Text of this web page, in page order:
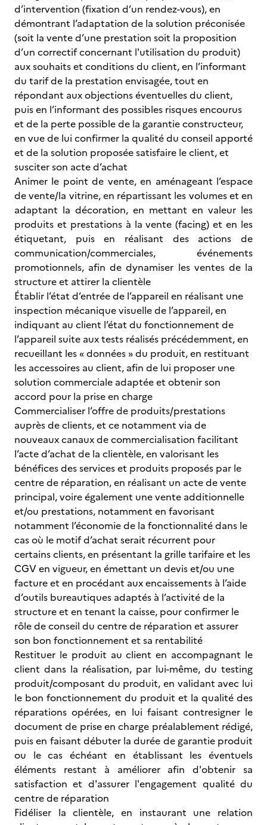
d’intervention (fixation d’un rendez-vous), en
démontrant l’adaptation de la solution préconisée
(soit la vente d’une prestation soit la proposition
d’un correctif concernant l'utilisation du produit)
aux souhaits et conditions du client, en l’informant
du tarif de la prestation envisagée, tout en
répondant aux objections éventuelles du client,
puis en l’informant des possibles risques encourus
et de la perte possible de la garantie constructeur,
en vue de lui confirmer la qualité du conseil apporté
et de la solution proposée satisfaire le client, et
susciter son acte d’achat
Animer le point de vente, en aménageant l’espace
de vente/la vitrine, en répartissant les volumes et en
adaptant la décoration, en mettant en valeur les
produits et prestations à la vente (facing) et en les
étiquetant, puis en réalisant des actions de
communication/commerciales, événements
promotionnels, afin de dynamiser les ventes de la
structure et attirer la clientèle
Établir l’état d’entrée de l’appareil en réalisant une
inspection mécanique visuelle de l’appareil, en
indiquant au client l’état du fonctionnement de
l’appareil suite aux tests réalisés précédemment, en
recueillant les « données » du produit, en restituant
les accessoires au client, afin de lui proposer une
solution commerciale adaptée et obtenir son
accord pour la prise en charge
Commercialiser l’offre de produits/prestations
auprès de clients, et ce notamment via de
nouveaux canaux de commercialisation facilitant
l’acte d’achat de la clientèle, en valorisant les
bénéfices des services et produits proposés par le
centre de réparation, en réalisant un acte de vente
principal, voire également une vente additionnelle
et/ou prestations, notamment en favorisant
notamment l’économie de la fonctionnalité dans le
cas où le motif d’achat serait récurrent pour
certains clients, en présentant la grille tarifaire et les
CGV en vigueur, en émettant un devis et/ou une
facture et en procédant aux encaissements à l’aide
d’outils bureautiques adaptés à l’activité de la
structure et en tenant la caisse, pour confirmer le
rôle de conseil du centre de réparation et assurer
son bon fonctionnement et sa rentabilité
Restituer le produit au client en accompagnant le
client dans la réalisation, par lui-même, du testing
produit/composant du produit, en validant avec lui
le bon fonctionnement du produit et la qualité des
réparations opérées, en lui faisant contresigner le
document de prise en charge préalablement rédigé,
puis en faisant débuter la durée de garantie produit
ou le cas échéant en établissant les éventuels
éléments restant à améliorer afin d'obtenir sa
satisfaction et d'assurer l'engagement qualité du
centre de réparation
Fidéliser la clientèle, en instaurant une relation